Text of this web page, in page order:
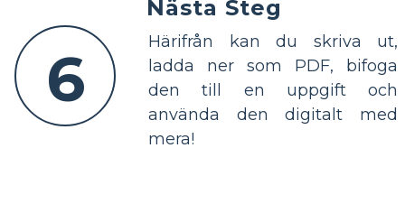
6
Nästa Steg
Härifrån kan du skriva ut,
ladda ner som PDF, bifoga
den till en uppgift och
använda den digitalt med
mera!